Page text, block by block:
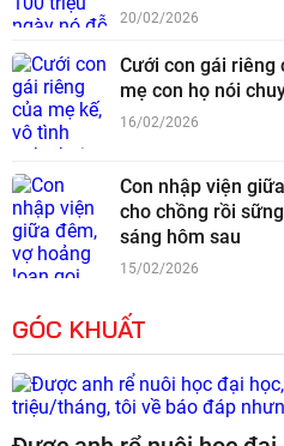
20/02/2026
Cưới con gái riêng
mẹ con họ nói
16/02/2026
Con nhập viện
cho chồng rồi
sáng hôm sau
15/02/2026
GÓC KHUẤT